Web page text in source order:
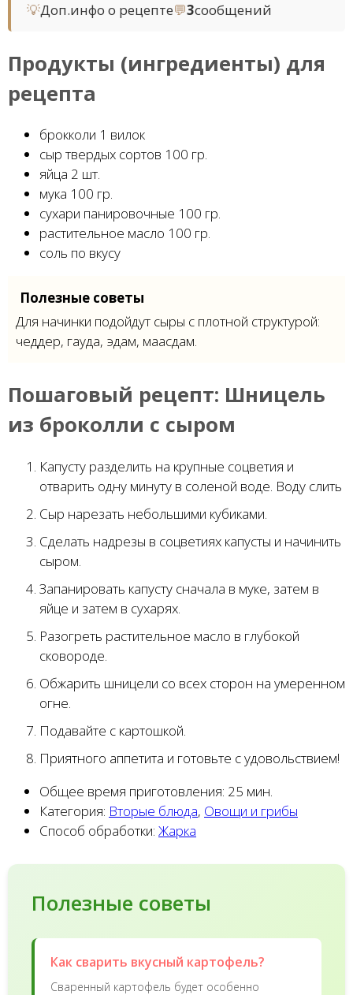
💡Доп.инфо о рецепте💬3сообщений
Продукты (ингредиенты) для
рецепта
брокколи 1 вилок
сыр твердых сортов 100 гр.
яйца 2 шт.
мука 100 гр.
сухари панировочные 100 гр.
растительное масло 100 гр.
соль по вкусу
Полезные советы
Для начинки подойдут сыры с плотной структурой:
чеддер, гауда, эдам, маасдам.
Пошаговый рецепт: Шницель
из броколли с сыром
Капусту разделить на крупные соцветия и
отварить одну минуту в соленой воде. Воду слить
Сыр нарезать небольшими кубиками.
Сделать надрезы в соцветиях капусты и начинить
сыром.
Запанировать капусту сначала в муке, затем в
яйце и затем в сухарях.
Разогреть растительное масло в глубокой
сковороде.
Обжарить шницели со всех сторон на умеренном
огне.
Подавайте с картошкой.
Приятного аппетита и готовьте с удовольствием!
Общее время приготовления: 25 мин.
Категория: Вторые блюда, Овощи и грибы
Способ обработки: Жарка
Полезные советы
Как сварить вкусный картофель?
Сваренный картофель будет особенно